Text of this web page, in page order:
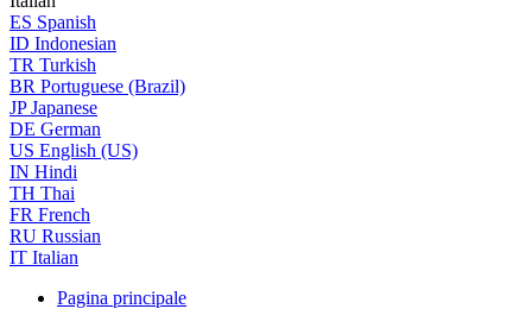
ES Spanish
ID Indonesian
TR Turkish
BR Portuguese (Brazil)
JP Japanese
DE German
US English (US)
IN Hindi
TH Thai
FR French
RU Russian
IT Italian
Pagina principale